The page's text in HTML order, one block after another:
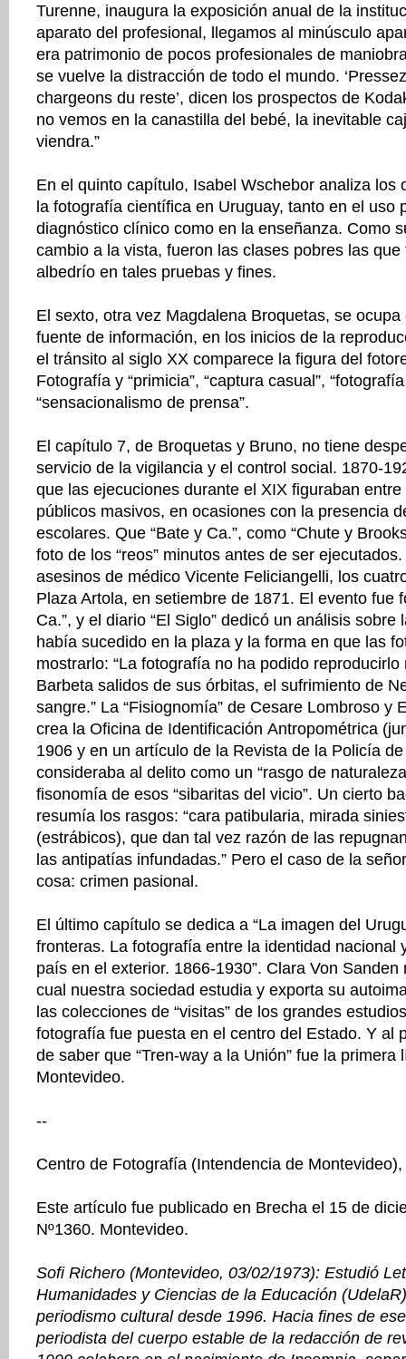
Turenne, inaugura la exposición anual de la
aparato del profesional, llegamos al minúsculo
era patrimonio de pocos profesionales de
se vuelve la distracción de todo el mundo.
chargeons du reste’, dicen los prospectos de
no vemos en la canastilla del bebé, la inevitable
viendra.”
En el quinto capítulo, Isabel Wschebor analiza los
la fotografía científica en Uruguay, tanto en el uso
diagnóstico clínico como en la enseñanza. Como
cambio a la vista, fueron las clases pobres las
albedrío en tales pruebas y fines.
El sexto, otra vez Magdalena Broquetas, se
fuente de información, en los inicios de la
el tránsito al siglo XX comparece la figura del
Fotografía y “primicia”, “captura casual”,
“sensacionalismo de prensa”.
El capítulo 7, de Broquetas y Bruno, no tiene
servicio de la vigilancia y el control social. 1870-
que las ejecuciones durante el XIX figuraban
públicos masivos, en ocasiones con la presencia
escolares. Que “Bate y Ca.”, como “Chute y
foto de los “reos” minutos antes de ser
asesinos de médico Vicente Feliciangelli, los
Plaza Artola, en setiembre de 1871. El evento fue
Ca.”, y el diario “El Siglo” dedicó un análisis
había sucedido en la plaza y la forma en que las
mostrarlo: “La fotografía no ha podido
Barbeta salidos de sus órbitas, el sufrimiento de
sangre.” La “Fisiognomía” de Cesare Lombroso y
crea la Oficina de Identificación Antropométrica
1906 y en un artículo de la Revista de la Policía
consideraba al delito como un “rasgo de
fisonomía de esos “sibaritas del vicio”. Un cierto
resumía los rasgos: “cara patibularia, mirada
(estrábicos), que dan tal vez razón de las
las antipatías infundadas.” Pero el caso de la
cosa: crimen pasional.
El último capítulo se dedica a “La imagen del
fronteras. La fotografía entre la identidad nacional
país en el exterior. 1866-1930”. Clara Von
cual nuestra sociedad estudia y exporta su
las colecciones de “visitas” de los grandes
fotografía fue puesta en el centro del Estado. Y al
de saber que “Tren-way a la Unión” fue la primera
Montevideo.
--
Centro de Fotografía (Intendencia de
Este artículo fue publicado en Brecha el 15 de
Nº1360. Montevideo.
Sofi Richero (Montevideo, 03/02/1973): Estudió
Humanidades y Ciencias de la Educación
periodismo cultural desde 1996. Hacia fines de
periodista del cuerpo estable de la redacción de